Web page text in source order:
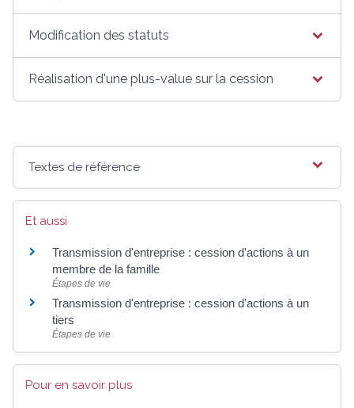
Modification des statuts
Réalisation d'une plus-value sur la cession
Textes de référence
Et aussi
Transmission d'entreprise : cession d'actions à un
membre de la famille
Étapes de vie
Transmission d'entreprise : cession d'actions à un
tiers
Étapes de vie
Pour en savoir plus